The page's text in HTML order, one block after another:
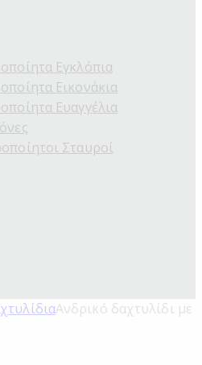
Εγκλόπια
Εικονάκια
Ευαγγέλια
Σταυροί
Ανδρικό δαχτυλίδι με